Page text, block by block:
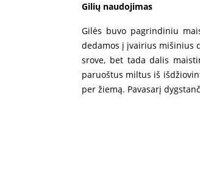
Gilių naudojimas
Gilės buvo pagrindiniu
dedamos į įvairius mišinius
srove, bet tada dalis
paruoštus miltus iš
per žiemą. Pavasarį